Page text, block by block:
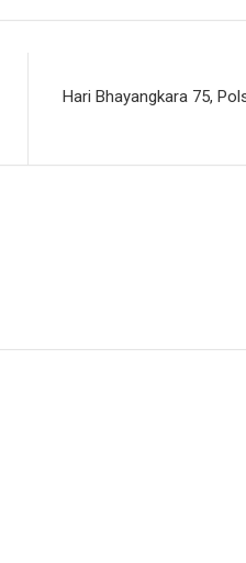
Hari Bhayangkara 75,